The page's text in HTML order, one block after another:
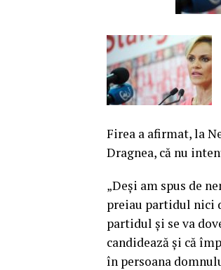
Firea a afirmat, la
Dragnea, că nu
„Deşi am spus de
preiau partidul nici
partidul şi se va
candidează şi că
în persoana